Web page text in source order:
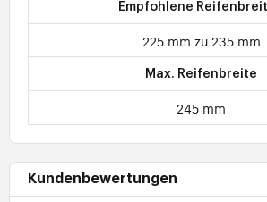
Empfohlene
225 mm zu 235 mm
Max. Reifenbreite
245 mm
Kundenbewertungen